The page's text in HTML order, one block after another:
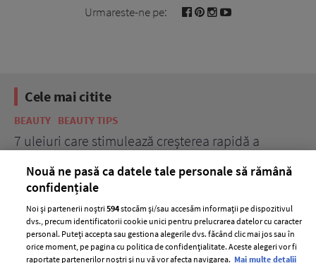
Urmareste-ne pe:
Cele mai citite
BEAUTY BEAUTY TIPS
7 uleiuri care stimulează creșterea rapidă a
Nouă ne pasă ca datele tale personale să rămână
confidențiale
Noi și partenerii noștri594stocăm și/sau accesăm informații pe dispozitivul
dvs., precum identificatorii cookie unici pentru prelucrarea datelor cu caracter
personal. Puteți accepta sau gestiona alegerile dvs. făcând clic mai jos sau în
orice moment, pe pagina cu politica de confidențialitate. Aceste alegeri vor fi
raportate partenerilor noștri și nu vă vor afecta navigarea. Mai multe detalii